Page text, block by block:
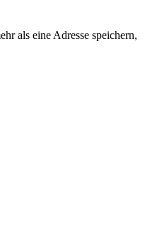
als eine Adresse speichern,